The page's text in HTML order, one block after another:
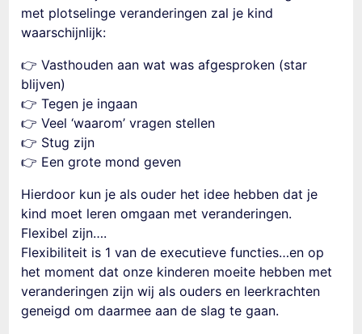
met plotselinge veranderingen zal je kind
waarschijnlijk:
👉 Vasthouden aan wat was afgesproken (star
blijven)
👉 Tegen je ingaan
👉 Veel ‘waarom’ vragen stellen
👉 Stug zijn
👉 Een grote mond geven
Hierdoor kun je als ouder het idee hebben dat je
kind moet leren omgaan met veranderingen.
Flexibel zijn….
Flexibiliteit is 1 van de executieve functies…en op
het moment dat onze kinderen moeite hebben met
veranderingen zijn wij als ouders en leerkrachten
geneigd om daarmee aan de slag te gaan.